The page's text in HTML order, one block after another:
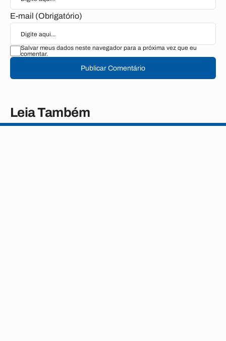
E-mail (Obrigatório)
Salvar meus dados neste navegador para a próxima vez que eu
comentar.
Publicar Comentário
Leia Também